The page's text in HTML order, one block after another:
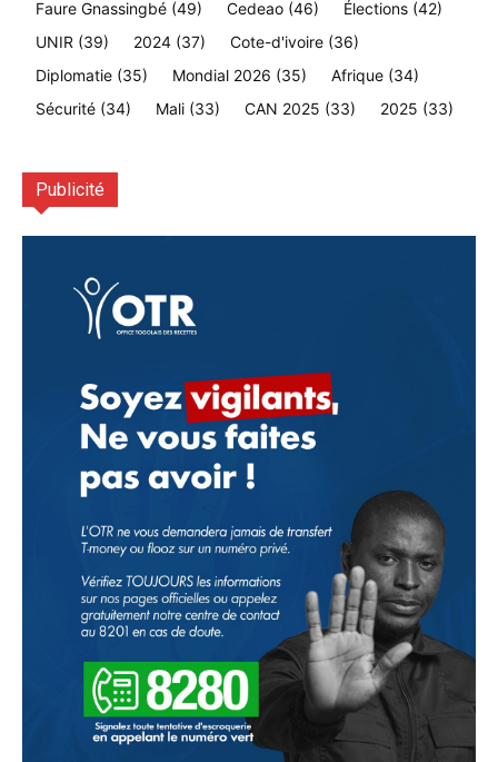
Faure Gnassingbé (49) Cedeao (46) Élections (42)
UNIR (39) 2024 (37) Cote-d'ivoire (36)
Diplomatie (35) Mondial 2026 (35) Afrique (34)
Sécurité (34) Mali (33) CAN 2025 (33) 2025 (33)
Publicité